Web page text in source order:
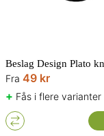
Beslag Design Plato
Fra 49 kr
+ Fås i flere varianter